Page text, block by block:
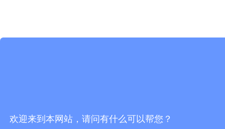
欢迎来到本网站，请问有什么可以帮您？